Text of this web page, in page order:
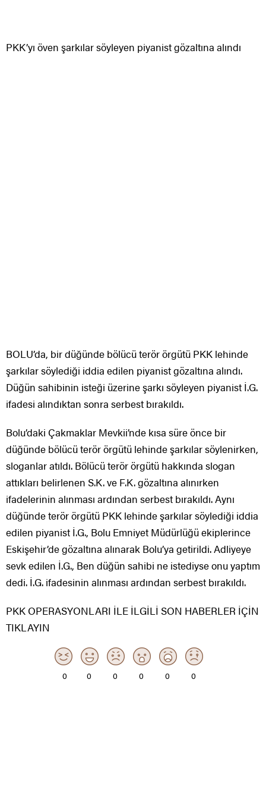
PKK’yı öven şarkılar söyleyen piyanist gözaltına alındı
BOLU’da, bir düğünde bölücü terör örgütü PKK lehinde
şarkılar söylediği iddia edilen piyanist gözaltına alındı.
Düğün sahibinin isteği üzerine şarkı söyleyen piyanist İ.G.
ifadesi alındıktan sonra serbest bırakıldı.
Bolu’daki Çakmaklar Mevkii’nde kısa süre önce bir
düğünde bölücü terör örgütü lehinde şarkılar söylenirken,
sloganlar atıldı. Bölücü terör örgütü hakkında slogan
attıkları belirlenen S.K. ve F.K. gözaltına alınırken
ifadelerinin alınması ardından serbest bırakıldı. Aynı
düğünde terör örgütü PKK lehinde şarkılar söylediği iddia
edilen piyanist İ.G., Bolu Emniyet Müdürlüğü ekiplerince
Eskişehir’de gözaltına alınarak Bolu’ya getirildi. Adliyeye
sevk edilen İ.G., Ben düğün sahibi ne istediyse onu yaptım
dedi. İ.G. ifadesinin alınması ardından serbest bırakıldı.
PKK OPERASYONLARI İLE İLGİLİ SON HABERLER İÇİN
TIKLAYIN
0 0 0 0 0 0